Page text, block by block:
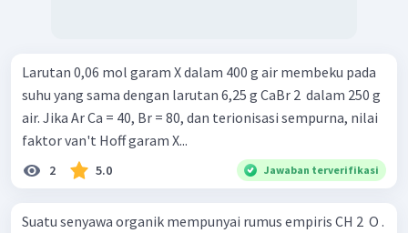
Larutan 0,06 mol garam X dalam 400 g air membeku pada
suhu yang sama dengan larutan 6,25 g CaBr 2 ​ dalam 250 g
air. Jika Ar Ca = 40, Br = 80, dan terionisasi sempurna, nilai
faktor van't Hoff garam X...
2 5.0 Jawaban terverifikasi
Suatu senyawa organik mempunyai rumus empiris CH 2 ​ O .